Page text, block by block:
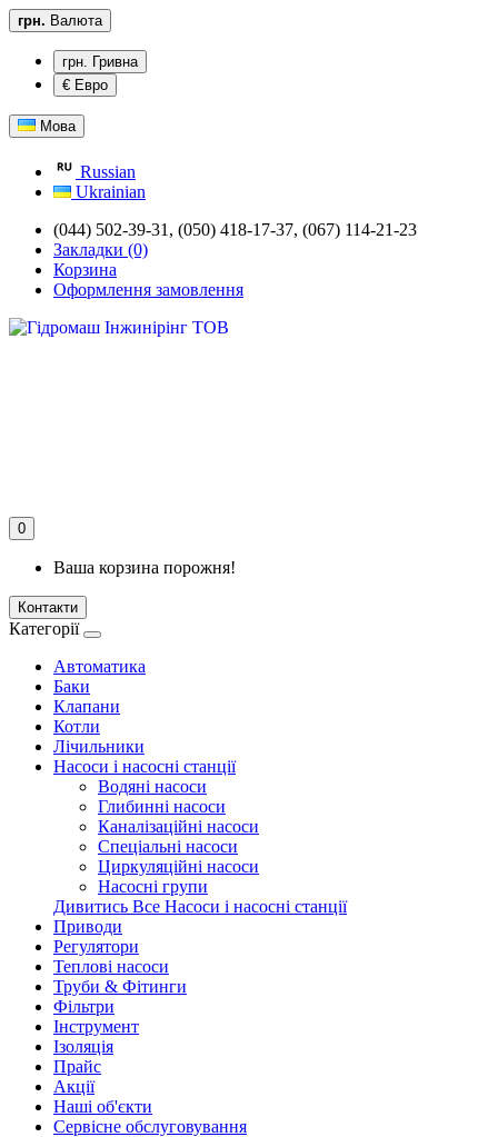
грн. Валюта
грн. Гривна
€ Евро
Мова
Russian
Ukrainian
(044) 502-39-31, (050) 418-17-37, (067) 114-21-23
Закладки (0)
Корзина
Оформлення замовлення
0
Ваша корзина порожня!
Контакти
Категорії
Автоматика
Баки
Клапани
Котли
Лічильники
Насоси і насосні станції
Водяні насоси
Глибинні насоси
Каналізаційні насоси
Спеціальні насоси
Циркуляційні насоси
Насосні групи
Дивитись Все Насоси і насосні станції
Приводи
Регулятори
Теплові насоси
Труби & Фітинги
Фільтри
Інструмент
Ізоляція
Прайс
Акції
Наші об'єкти
Сервісне обслуговування